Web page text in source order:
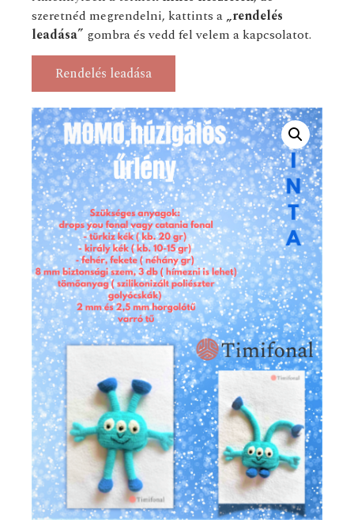
szeretnéd megrendelni, kattints a „rendelés
leadása” gombra és vedd fel velem a kapcsolatot.
Rendelés leadása